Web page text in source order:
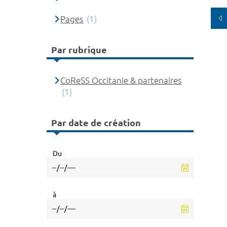
Pages (1)
Par rubrique
CoReSS Occitanie & partenaires
(1)
Par date de création
Du
à